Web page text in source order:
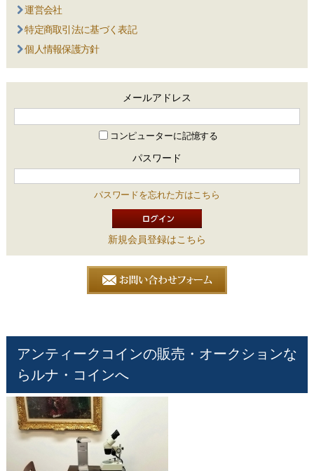
運営会社
特定商取引法に基づく表記
個人情報保護方針
メールアドレス
コンピューターに記憶する
パスワード
パスワードを忘れた方はこちら
新規会員登録はこちら
アンティークコインの販売・オークションな
らルナ・コインへ